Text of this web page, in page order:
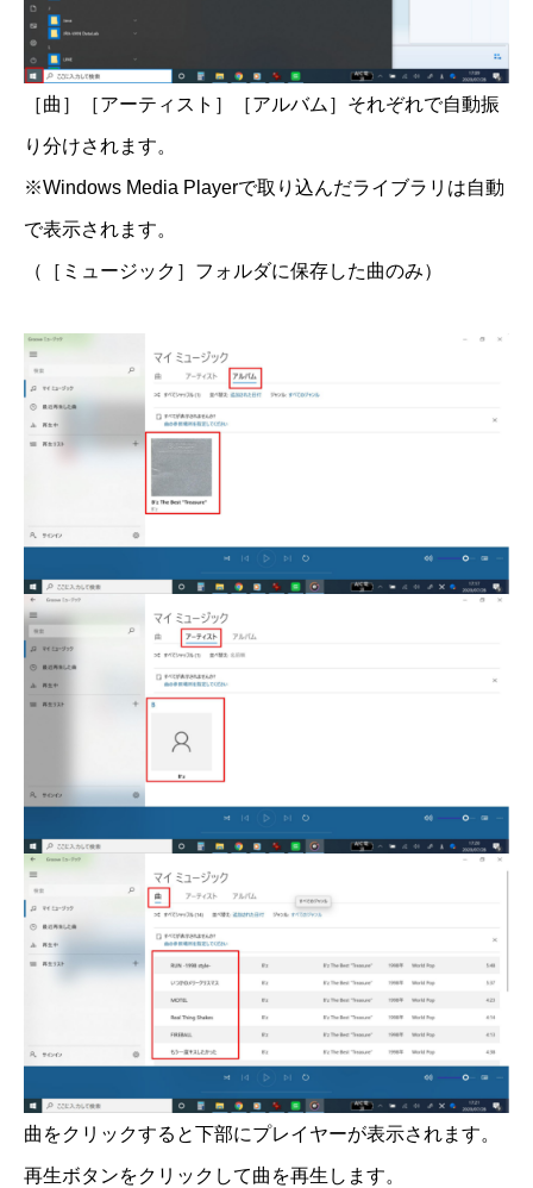
［曲］［アーティスト］［アルバム］それぞれで自動振
り分けされます。
※Windows Media Playerで取り込んだライブラリは自動
で表示されます。
（［ミュージック］フォルダに保存した曲のみ）
曲をクリックすると下部にプレイヤーが表示されます。
再生ボタンをクリックして曲を再生します。